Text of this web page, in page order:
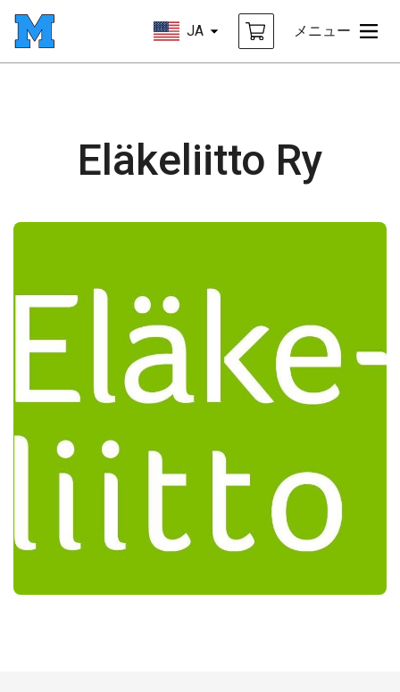
JA メニュー
Eläkeliitto Ry